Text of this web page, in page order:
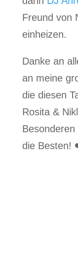
Freund von
einheizen.
Danke an
an meine
die diesen
Rosita &
die Besten!